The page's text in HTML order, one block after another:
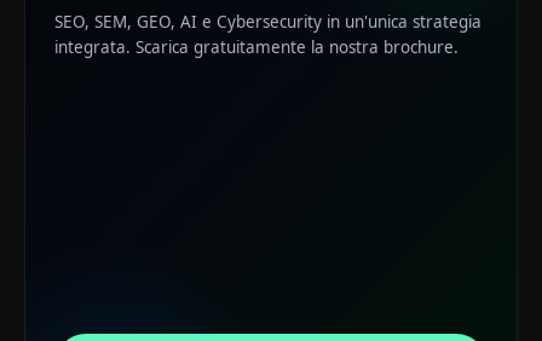
SEO, SEM, GEO, AI e Cybersecurity in un'unica strategia
integrata. Scarica gratuitamente la nostra brochure.